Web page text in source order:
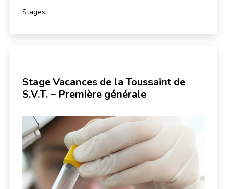
Catégorisé
Stages
Stage Vacances de la Toussaint de
S.V.T. – Première générale